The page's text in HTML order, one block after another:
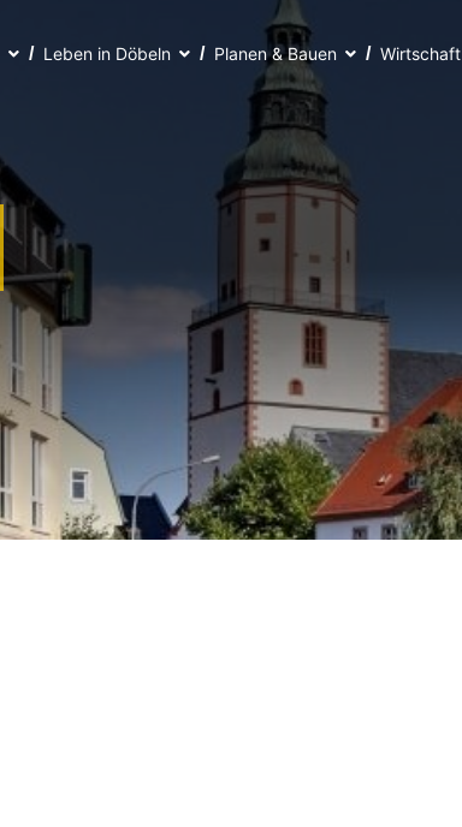
Leben in Döbeln Planen & Bauen Wirtschaft